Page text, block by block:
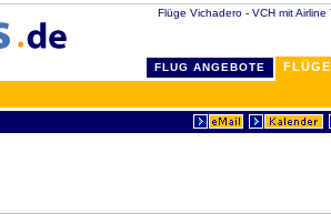
Flüge Vichadero - VCH mit
FLUG ANGEBOTE FLÜGE